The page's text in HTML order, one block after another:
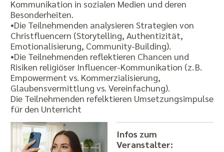
Kommunikation in sozialen Medien und deren
Besonderheiten.
•Die Teilnehmenden analysieren Strategien von
Christfluencern (Storytelling, Authentizität,
Emotionalisierung, Community-Building).
•Die Teilnehmenden reflektieren Chancen und
Risiken religiöser Influencer-Kommunikation (z. B.
Empowerment vs. Kommerzialisierung,
Glaubensvermittlung vs. Vereinfachung).
Die Teilnehmenden refelktieren Umsetzungsimpulse
für den Unterricht
Infos zum
Veranstalter: